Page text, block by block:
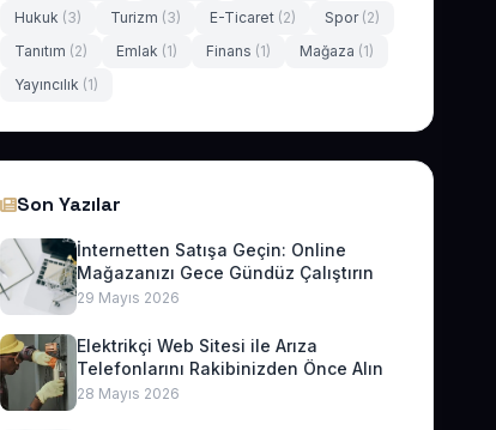
Hukuk (3) Turizm (3) E-Ticaret (2) Spor (2)
Tanıtım (2) Emlak (1) Finans (1) Mağaza (1)
Yayıncılık (1)
Son Yazılar
İnternetten Satışa Geçin: Online
Mağazanızı Gece Gündüz Çalıştırın
29 Mayıs 2026
Elektrikçi Web Sitesi ile Arıza
Telefonlarını Rakibinizden Önce Alın
28 Mayıs 2026